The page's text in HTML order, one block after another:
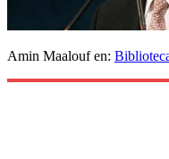
Amin Maalouf en: